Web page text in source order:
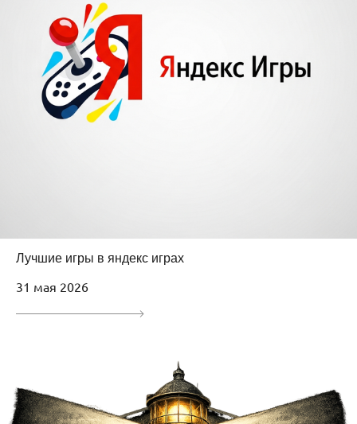
Лучшие игры в яндекс играх
31 мая 2026